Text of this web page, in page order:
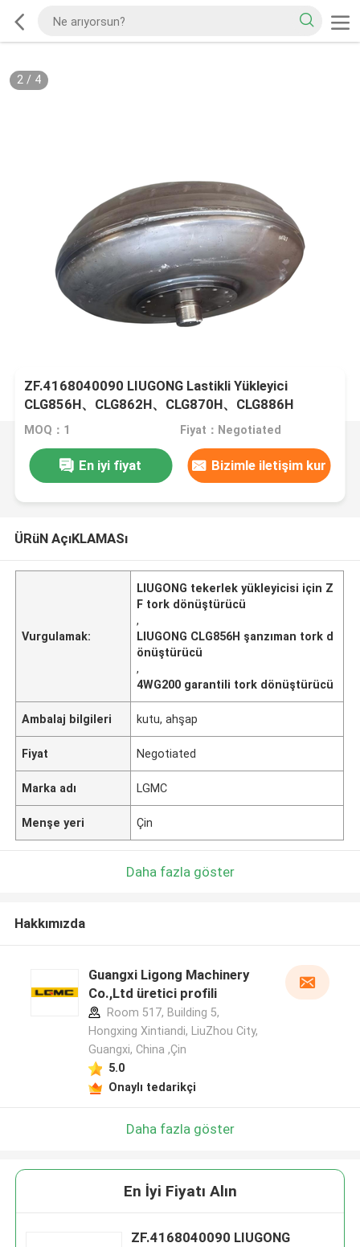
2/ 4
ZF.4168040090 LIUGONG Lastikli Yükleyici
CLG856H、CLG862H、CLG870H、CLG886H
Şanzıman 4WG200、4WG210、4BP230 için Tork
MOQ：1 Fiyat：Negotiated
En iyi fiyat Bizimle iletişim kur
ÜRüN AçıKLAMASı
Vurgulamak:
LIUGONG tekerlek yükleyicisi için Z
F tork dönüştürücü
,
LIUGONG CLG856H şanzıman tork d
önüştürücü
,
4WG200 garantili tork dönüştürücü
Ambalaj bilgileri kutu, ahşap
Fiyat Negotiated
Marka adı LGMC
Menşe yeri Çin
Daha fazla göster
Hakkımızda
Guangxi Ligong Machinery
Co.,Ltd üretici profili
Room 517, Building 5,
Hongxing Xintiandi, LiuZhou City,
Guangxi, China ,Çin
5.0
Onaylı tedarikçi
Daha fazla göster
En İyi Fiyatı Alın
ZF.4168040090 LIUGONG